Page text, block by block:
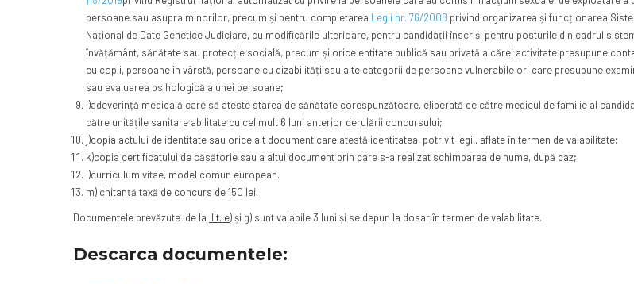
persoane sau asupra minorilor, precum și pentru completarea Legii nr. 76/2008 privind organizarea și funcționarea
Național de Date Genetice Judiciare, cu modificările ulterioare, pentru candidații înscriși pentru posturile din cadrul
învățământ, sănătate sau protecție socială, precum și orice entitate publică sau privată a cărei activitate presupune
cu copii, persoane în vârstă, persoane cu dizabilități sau alte categorii de persoane vulnerabile ori care presupune
sau evaluarea psihologică a unei persoane;
i)adeverință medicală care să ateste starea de sănătate corespunzătoare, eliberată de către medicul de familie al
către unitățile sanitare abilitate cu cel mult 6 luni anterior derulării concursului;
j)copia actului de identitate sau orice alt document care atestă identitatea, potrivit legii, aflate în termen de valabilitate;
k)copia certificatului de căsătorie sau a altui document prin care s-a realizat schimbarea de nume, după caz;
l)curriculum vitae, model comun european.
m) chitanţă taxă de concurs de 150 lei.
Documentele prevăzute de la lit. e)și g) sunt valabile 3 luni și se depun la dosar în termen de valabilitate.
Descarca documentele: